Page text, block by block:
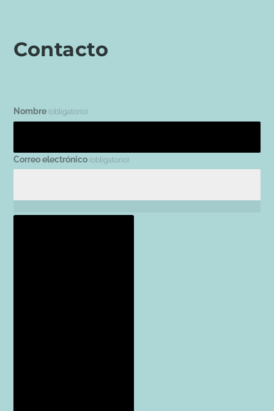
Contacto
Nombre (obligatorio)
Correo electrónico (obligatorio)